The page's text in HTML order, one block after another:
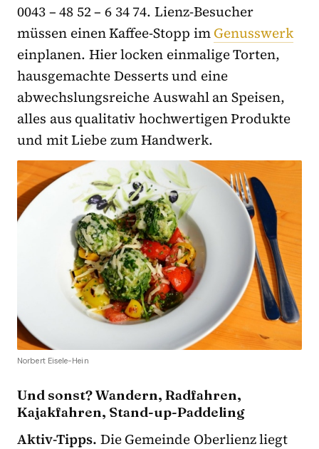
0043 – 48 52 – 6 34 74. Lienz-Besucher
müssen einen Kaffee-Stopp imGenusswerk
einplanen. Hier locken einmalige Torten,
hausgemachte Desserts und eine
abwechslungsreiche Auswahl an Speisen,
alles aus qualitativ hochwertigen Produkte
und mit Liebe zum Handwerk.
Norbert Eisele-Hein
Und sonst? Wandern, Radfahren,
Kajakfahren, Stand-up-Paddeling
Aktiv-Tipps. Die Gemeinde Oberlienz liegt